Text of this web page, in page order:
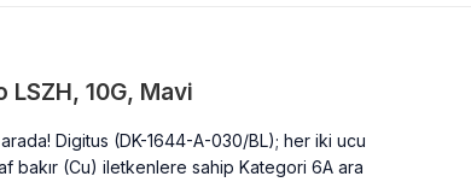
LSZH, 10G, Mavi
Digitus (DK-1644-A-030/BL); her iki ucu
bakır (Cu) iletkenlere sahip Kategori 6A ara